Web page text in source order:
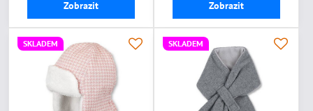
Zobrazit Zobrazit
SKLADEM SKLADEM